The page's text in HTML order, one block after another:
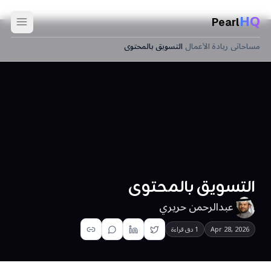
PearlHQ
مساحاتي ريادة الأعمال التسويق بالمحتوى
التسويق بالمحتوى
عبدالرحمن حريري
Apr 28, 2026 1 دق قراءة